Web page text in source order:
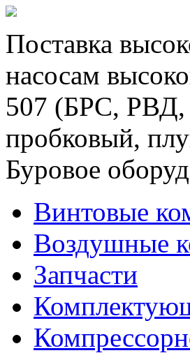
Поставка
насосам
507 (БРС, РВД,
пробковый,
Буровое
Винтовые
Воздушные
Запчасти